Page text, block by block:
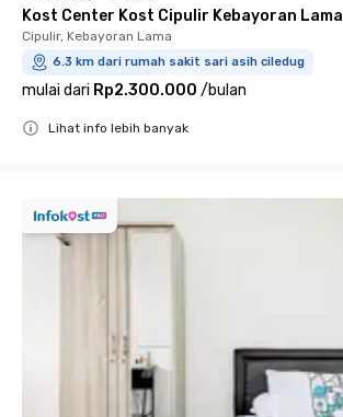
Kost Center Kost Cipulir Kebayoran Lama
Cipulir, Kebayoran Lama
6.3 km dari rumah sakit sari asih ciledug
mulai dari Rp2.300.000 /bulan
Lihat info lebih banyak